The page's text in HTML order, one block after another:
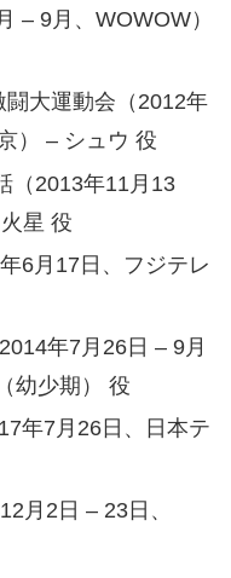
– 9月、WOWOW）
大運動会（2012年
） – シュウ 役
（2013年11月13
星 役
6月17日、フジテレ
年7月26日 – 9月
幼少期） 役
年7月26日、日本テ
月2日 – 23日、